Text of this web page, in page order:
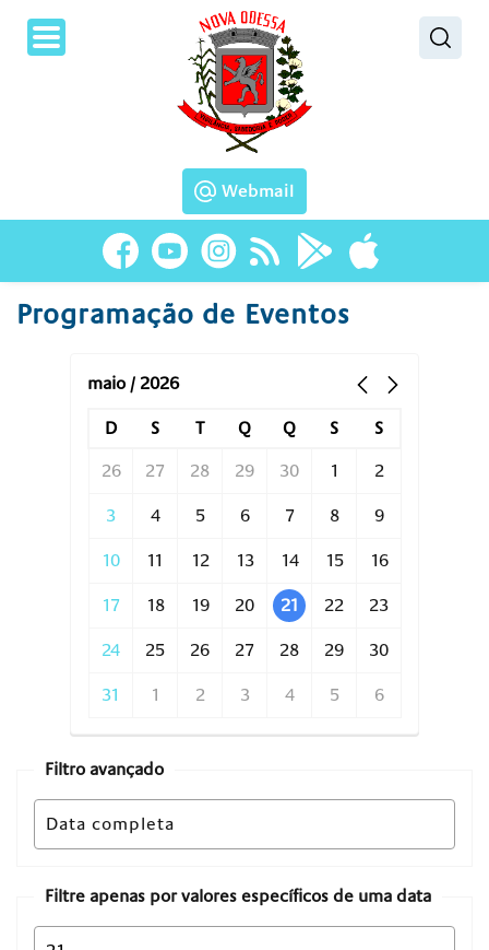
Webmail
Programação de Eventos
maio / 2026
D S T Q Q S S
26 27 28 29 30 1 2
3 4 5 6 7 8 9
10 11 12 13 14 15 16
17 18 19 20 21 22 23
24 25 26 27 28 29 30
31 1 2 3 4 5 6
Filtro avançado
Filtre apenas por valores específicos de uma data